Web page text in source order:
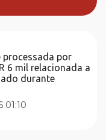
processada por
6 mil relacionada a
durante
01:10